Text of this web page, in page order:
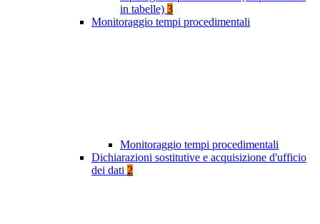
in tabelle) 3
Monitoraggio tempi procedimentali
Monitoraggio tempi procedimentali
Dichiarazioni sostitutive e acquisizione d'ufficio
dei dati 2